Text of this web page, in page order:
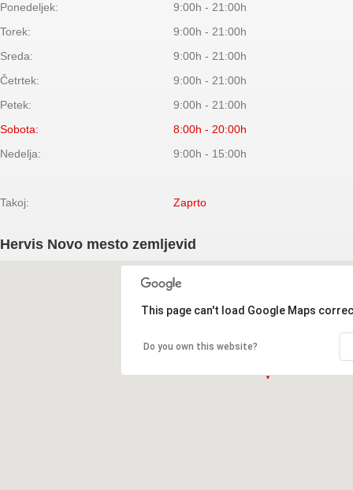
Ponedeljek:
9:00h - 21:00h
Torek:
9:00h - 21:00h
Sreda:
9:00h - 21:00h
Četrtek:
9:00h - 21:00h
Petek:
9:00h - 21:00h
Sobota:
8:00h - 20:00h
Nedelja:
9:00h - 15:00h
Takoj: Zaprto
Hervis Novo mesto zemljevid
This page can't load Google Maps
Do you own this website?